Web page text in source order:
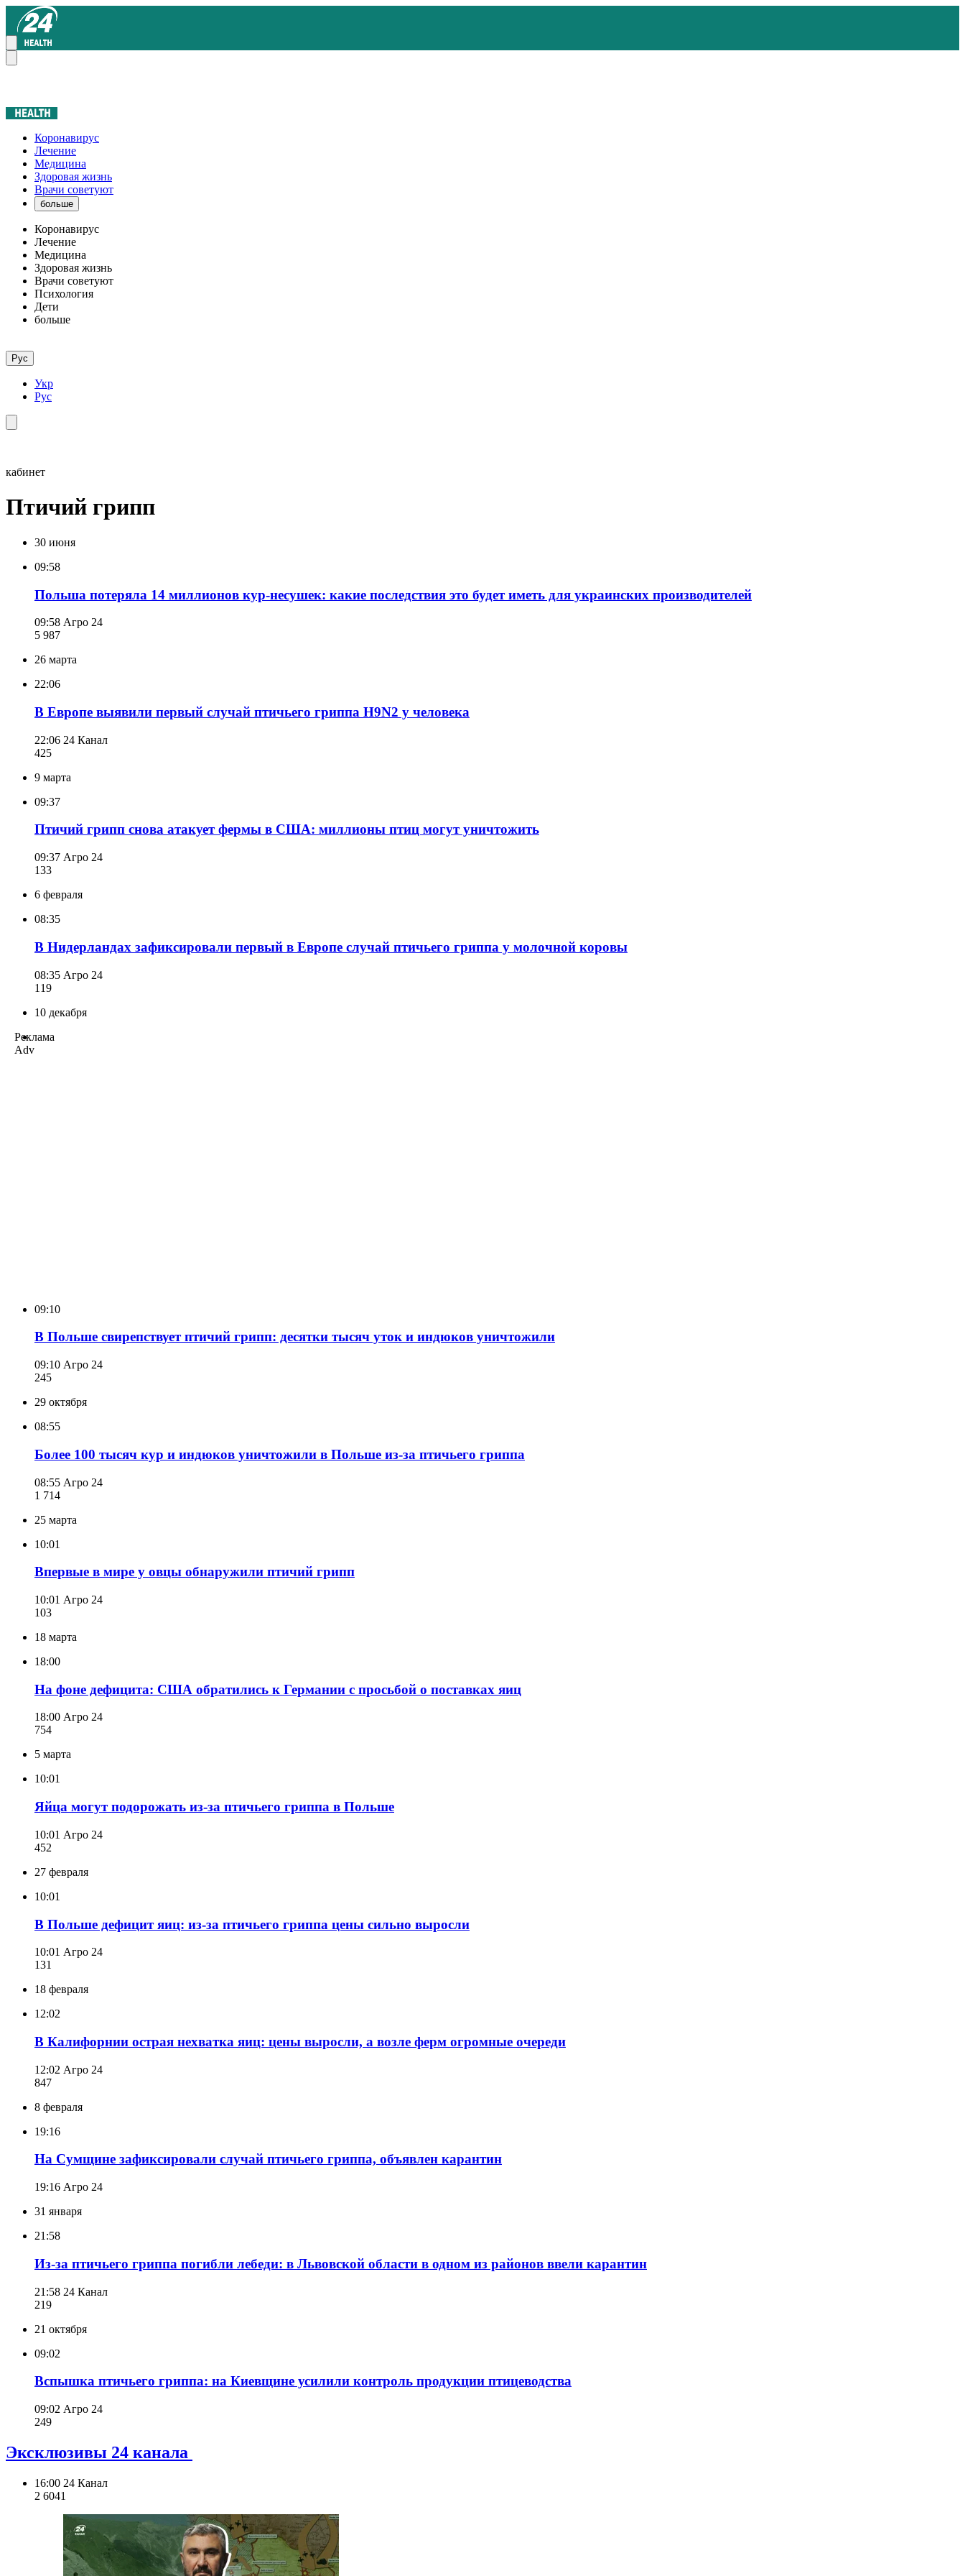
Коронавирус
Лечение
Медицина
Здоровая жизнь
Врачи советуют
больше
Коронавирус
Лечение
Медицина
Здоровая жизнь
Врачи советуют
Психология
Дети
больше
Рус
Укр
Рус
кабинет
Птичий грипп
30 июня
09:58
Польша потеряла 14 миллионов кур-несушек: какие последствия это будет иметь для украинских производителей
09:58 Агро 24
5 987
26 марта
22:06
В Европе выявили первый случай птичьего гриппа H9N2 у человека
22:06 24 Канал
425
9 марта
09:37
Птичий грипп снова атакует фермы в США: миллионы птиц могут уничтожить
09:37 Агро 24
133
6 февраля
08:35
В Нидерландах зафиксировали первый в Европе случай птичьего гриппа у молочной коровы
08:35 Агро 24
119
10 декабря
Реклама
Adv
09:10
В Польше свирепствует птичий грипп: десятки тысяч уток и индюков уничтожили
09:10 Агро 24
245
29 октября
08:55
Более 100 тысяч кур и индюков уничтожили в Польше из-за птичьего гриппа
08:55 Агро 24
1 714
25 марта
10:01
Впервые в мире у овцы обнаружили птичий грипп
10:01 Агро 24
103
18 марта
18:00
На фоне дефицита: США обратились к Германии с просьбой о поставках яиц
18:00 Агро 24
754
5 марта
10:01
Яйца могут подорожать из-за птичьего гриппа в Польше
10:01 Агро 24
452
27 февраля
10:01
В Польше дефицит яиц: из-за птичьего гриппа цены сильно выросли
10:01 Агро 24
131
18 февраля
12:02
В Калифорнии острая нехватка яиц: цены выросли, а возле ферм огромные очереди
12:02 Агро 24
847
8 февраля
19:16
На Сумщине зафиксировали случай птичьего гриппа, объявлен карантин
19:16 Агро 24
31 января
21:58
Из-за птичьего гриппа погибли лебеди: в Львовской области в одном из районов ввели карантин
21:58 24 Канал
219
21 октября
09:02
Вспышка птичьего гриппа: на Киевщине усилили контроль продукции птицеводства
09:02 Агро 24
249
Эксклюзивы 24 канала
16:00 24 Канал
2 6041